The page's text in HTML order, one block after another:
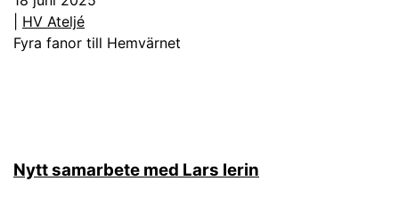
HV Ateljé
Fyra fanor till Hemvärnet
Nytt samarbete med Lars lerin